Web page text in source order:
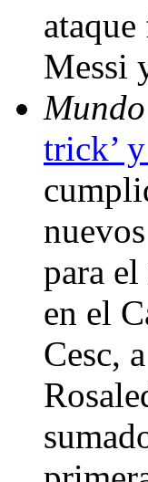
Messi
trick’
para
en el
Cesc,